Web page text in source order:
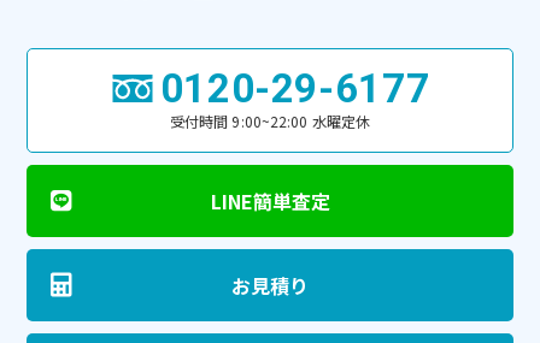
0120-29-6177
受付時間 9:00~22:00 水曜定休
LINE簡単査定
お見積り